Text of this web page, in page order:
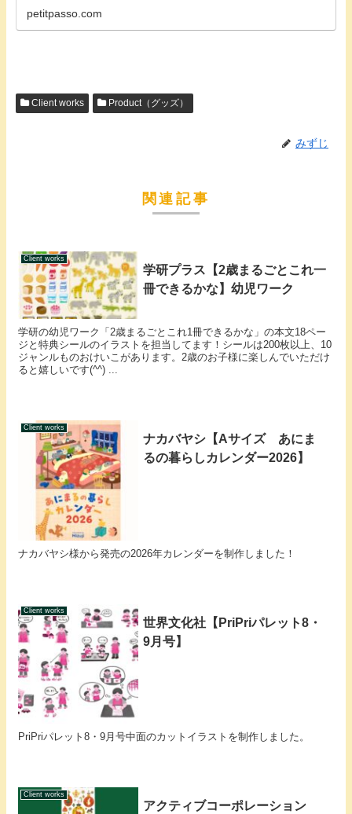
petitpasso.com
Client works Product（グッズ）
みずじ
関連記事
Client works
学研プラス【2歳まるごとこれ一
冊できるかな】幼児ワーク
学研の幼児ワーク「2歳まるごとこれ1冊できるかな」の本文18ペー
ジと特典シールのイラストを担当してます！シールは200枚以上、10
ジャンルものおけいこがあります。2歳のお子様に楽しんでいただけ
ると嬉しいです(^^) ...
Client works
ナカバヤシ【Aサイズ あにま
るの暮らしカレンダー2026】
ナカバヤシ様から発売の2026年カレンダーを制作しました！
Client works
世界文化社【PriPriパレット8・
9月号】
PriPriパレット8・9月号中面のカットイラストを制作しました。
Client works
アクティブコーポレーション